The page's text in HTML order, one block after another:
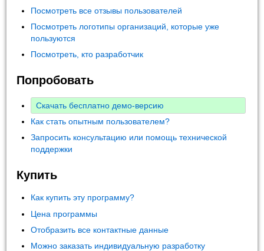
Посмотреть все отзывы пользователей
Посмотреть логотипы организаций, которые уже
пользуются
Посмотреть, кто разработчик
Попробовать
Скачать бесплатно демо-версию
Как стать опытным пользователем?
Запросить консультацию или помощь технической
поддержки
Купить
Как купить эту программу?
Цена программы
Отобразить все контактные данные
Можно заказать индивидуальную разработку